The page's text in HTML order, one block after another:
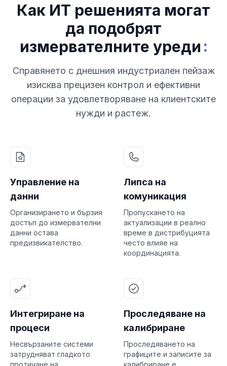
Как ИТ решенията могат
да подобрят
измервателните уреди :
Справянето с днешния индустриален пейзаж
изисква прецизен контрол и ефективни
операции за удовлетворяване на клиентските
нужди и растеж.
Управление на
данни
Организирането и бързия
достъп до измервателни
данни остава
предизвикателство.
Липса на
комуникация
Пропускането на
актуализации в реално
време в дистрибуцията
често влияе на
координацията.
Интегриране на
процеси
Несвързаните системи
затрудняват гладкото
протичане на
Проследяване на
калибриране
Проследяването на
графиците и записите за
калибриране е